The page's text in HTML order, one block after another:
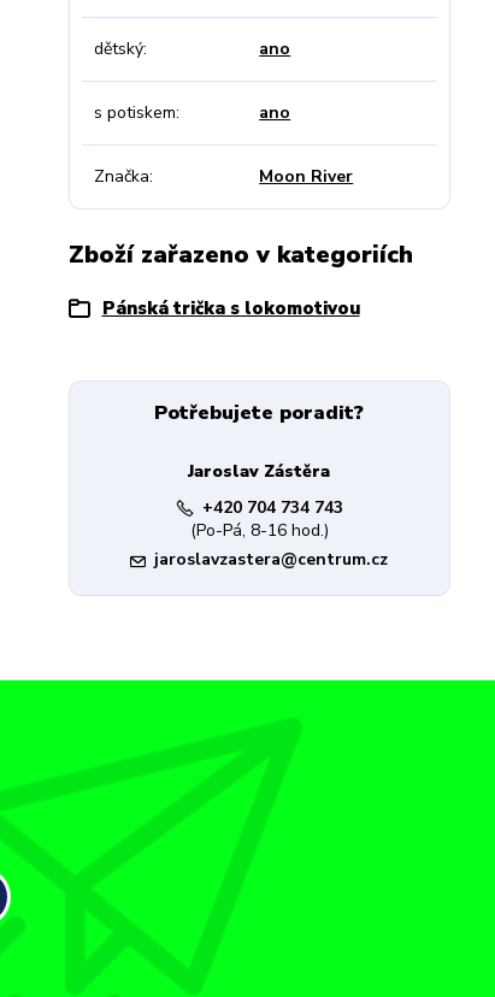
dětský ano
s potiskem ano
Značka Moon River
Zboží zařazeno v kategoriích
Pánská trička s lokomotivou
Potřebujete poradit?
Jaroslav Zástěra
+420 704 734 743
(Po-Pá, 8-16 hod.)
jaroslavzastera@centrum.cz